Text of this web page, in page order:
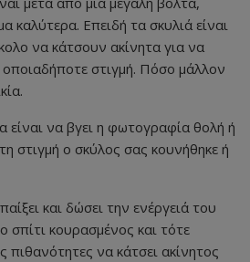
καλύτερα. Επειδή τα σκυλιά είναι
να κάτσουν ακίνητα για να
στιγμή. Πόσο μάλλον
να βγει η φωτογραφία θολή ή
στιγμή ο σκύλος σας κουνήθηκε ή
και δώσει την ενέργειά του
σπίτι κουρασμένος και τότε
να κάτσει ακίνητος